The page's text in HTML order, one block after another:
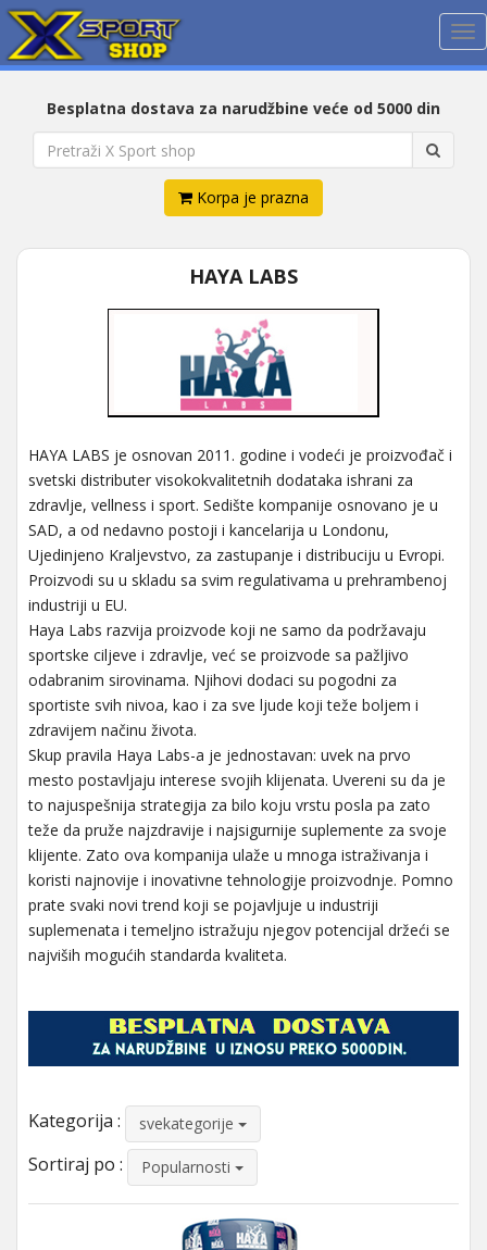
Besplatna dostava za narudžbine veće od 5000 din
Korpa je prazna
HAYA LABS
HAYA LABS je osnovan 2011. godine i vodeći je proizvođač i
svetski distributer visokokvalitetnih dodataka ishrani za
zdravlje, vellness i sport. Sedište kompanije osnovano je u
SAD, a od nedavno postoji i kancelarija u Londonu,
Ujedinjeno Kraljevstvo, za zastupanje i distribuciju u Evropi.
Proizvodi su u skladu sa svim regulativama u prehrambenoj
industriji u EU.
Haya Labs razvija proizvode koji ne samo da podržavaju
sportske ciljeve i zdravlje, već se proizvode sa pažljivo
odabranim sirovinama. Njihovi dodaci su pogodni za
sportiste svih nivoa, kao i za sve ljude koji teže boljem i
zdravijem načinu života.
Skup pravila Haya Labs-a je jednostavan: uvek na prvo
mesto postavljaju interese svojih klijenata. Uvereni su da je
to najuspešnija strategija za bilo koju vrstu posla pa zato
teže da pruže najzdravije i najsigurnije suplemente za svoje
klijente. Zato ova kompanija ulaže u mnoga istraživanja i
koristi najnovije i inovativne tehnologije proizvodnje. Pomno
prate svaki novi trend koji se pojavljuje u industriji
suplemenata i temeljno istražuju njegov potencijal držeći se
najviših mogućih standarda kvaliteta.
Kategorija : svekategorije
Sortiraj po : Popularnosti